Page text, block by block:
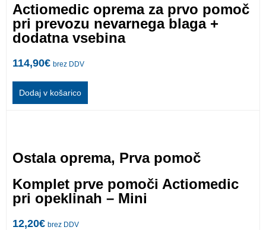
Actiomedic oprema za prvo pomoč
pri prevozu nevarnega blaga +
dodatna vsebina
114,90€ brez DDV
Dodaj v košarico
Ostala oprema, Prva pomoč
Komplet prve pomoči Actiomedic
pri opeklinah – Mini
12,20€ brez DDV